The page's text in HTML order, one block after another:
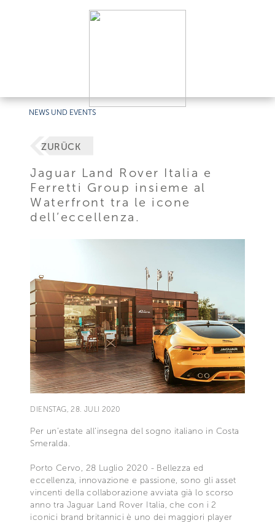
NEWS UND EVENTS
ZURÜCK
Jaguar Land Rover Italia e
Ferretti Group insieme al
Waterfront tra le icone
dell’eccellenza.
DIENSTAG, 28. JULI 2020
Per un’estate all’insegna del sogno italiano in Costa
Smeralda.
Porto Cervo, 28 Luglio 2020 - Bellezza ed
eccellenza, innovazione e passione, sono gli asset
vincenti della collaborazione avviata già lo scorso
anno tra Jaguar Land Rover Italia, che con i 2
iconici brand britannici è uno dei maggiori player